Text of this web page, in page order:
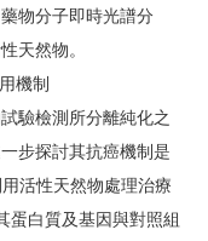
物分子即時光譜分
天然物。
機制
驗檢測所分離純化之
步探討其抗癌機制是
活性天然物處理治療
蛋白質及基因與對照組